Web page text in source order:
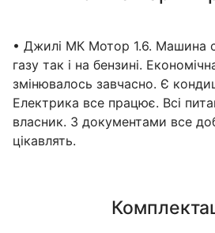
• Джилі МК Мотор 1.6. Машина
газу так і на бензині.
змінювалось завчасно. Є
Електрика все працює. Всі
власник. З документами все
цікавлять.